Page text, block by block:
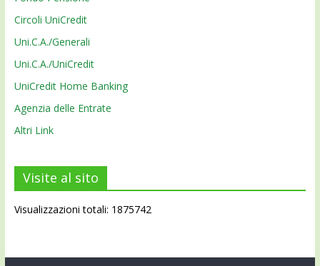
Circoli UniCredit
Uni.C.A./Generali
Uni.C.A./UniCredit
UniCredit Home Banking
Agenzia delle Entrate
Altri Link
Visite al sito
Visualizzazioni totali: 1875742